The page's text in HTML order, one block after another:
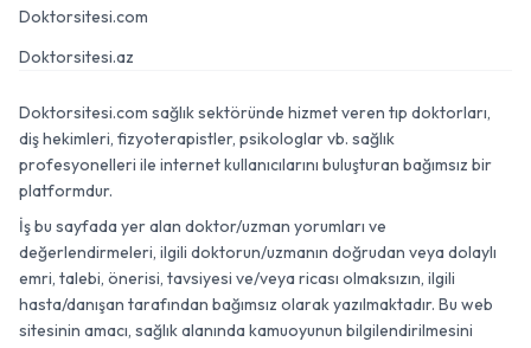
Doktorsitesi.com
Doktorsitesi.az
Doktorsitesi.com sağlık sektöründe hizmet veren tıp doktorları,
diş hekimleri, fizyoterapistler, psikologlar vb. sağlık
profesyonelleri ile internet kullanıcılarını buluşturan bağımsız bir
platformdur.
İş bu sayfada yer alan doktor/uzman yorumları ve
değerlendirmeleri, ilgili doktorun/uzmanın doğrudan veya dolaylı
emri, talebi, önerisi, tavsiyesi ve/veya ricası olmaksızın, ilgili
hasta/danışan tarafından bağımsız olarak yazılmaktadır. Bu web
sitesinin amacı, sağlık alanında kamuoyunun bilgilendirilmesini